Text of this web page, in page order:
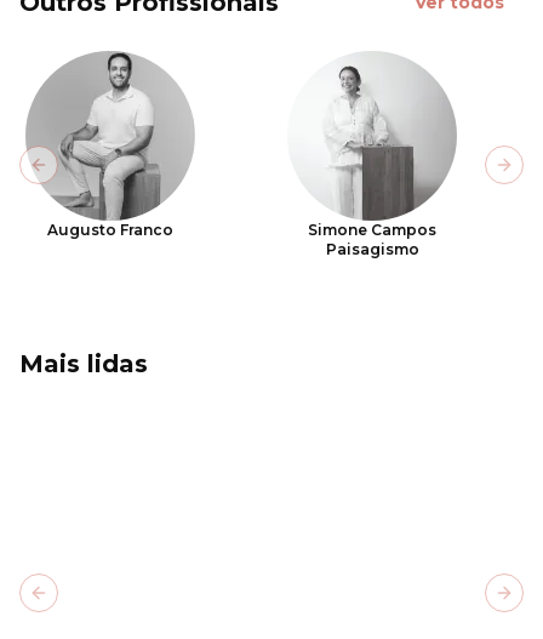
Augusto Franco
Simone Campos
Paisagismo
Previous slide
Mais lidas
Previous slide